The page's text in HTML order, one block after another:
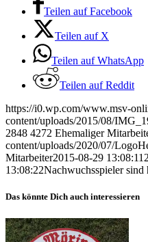
Teilen auf Facebook
Teilen auf X
Teilen auf WhatsApp
Teilen auf Reddit
https://i0.wp.com/www.msv-
content/uploads/2015/08/
2848 4272 Ehemaliger
content/uploads/2020/07/
Mitarbeiter2015-08-29 13:08:11
13:08:22Nachwuchsspieler sind
Das könnte Dich auch interessieren